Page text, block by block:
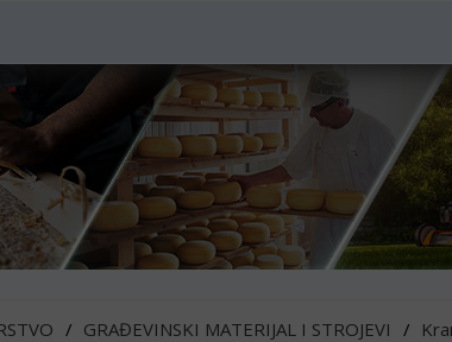
GRAĐEVINSKI MATERIJAL I STROJEVI